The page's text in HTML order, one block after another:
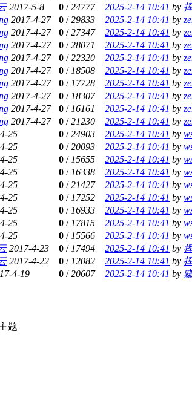
2017-5-8 0 /24777 2025-2-14 10:41 by
2017-4-27 0 /29833 2025-2-14 10:41 by
2017-4-27 0 /27347 2025-2-14 10:41 by
2017-4-27 0 /28071 2025-2-14 10:41 by
2017-4-27 0 /22320 2025-2-14 10:41 by
2017-4-27 0 / 18508 2025-2-14 10:41 by
2017-4-27 0 / 17728 2025-2-14 10:41 by
2017-4-27 0 / 18307 2025-2-14 10:41 by
2017-4-27 0 / 16161 2025-2-14 10:41 by
2017-4-27 0 /21230 2025-2-14 10:41 by
25 0 /24903 2025-2-14 10:41 by
25 0 /20093 2025-2-14 10:41 by
25 0 / 15655 2025-2-14 10:41 by
25 0 / 16338 2025-2-14 10:41 by
25 0 /21427 2025-2-14 10:41 by
25 0 / 17252 2025-2-14 10:41 by
25 0 / 16933 2025-2-14 10:41 by
25 0 / 17815 2025-2-14 10:41 by
25 0 / 15566 2025-2-14 10:41 by
2017-4-23 0 / 17494 2025-2-14 10:41 by
2017-4-22 0 / 12082 2025-2-14 10:41 by
4-19 0 /20607 2025-2-14 10:41 by
题